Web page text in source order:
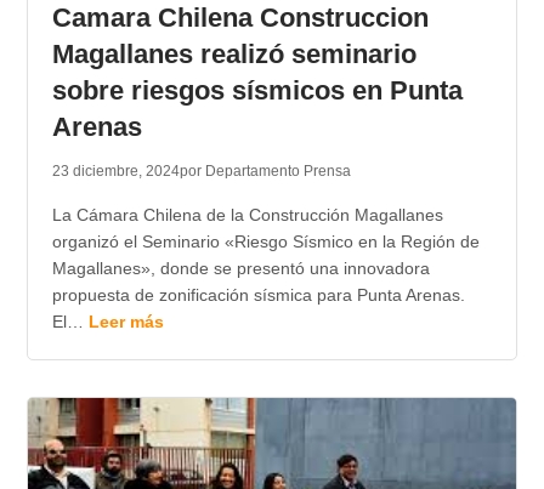
Camara Chilena Construccion
Magallanes realizó seminario
sobre riesgos sísmicos en Punta
Arenas
23 diciembre, 2024por Departamento Prensa
La Cámara Chilena de la Construcción Magallanes
organizó el Seminario «Riesgo Sísmico en la Región de
Magallanes», donde se presentó una innovadora
propuesta de zonificación sísmica para Punta Arenas.
El… Leer más